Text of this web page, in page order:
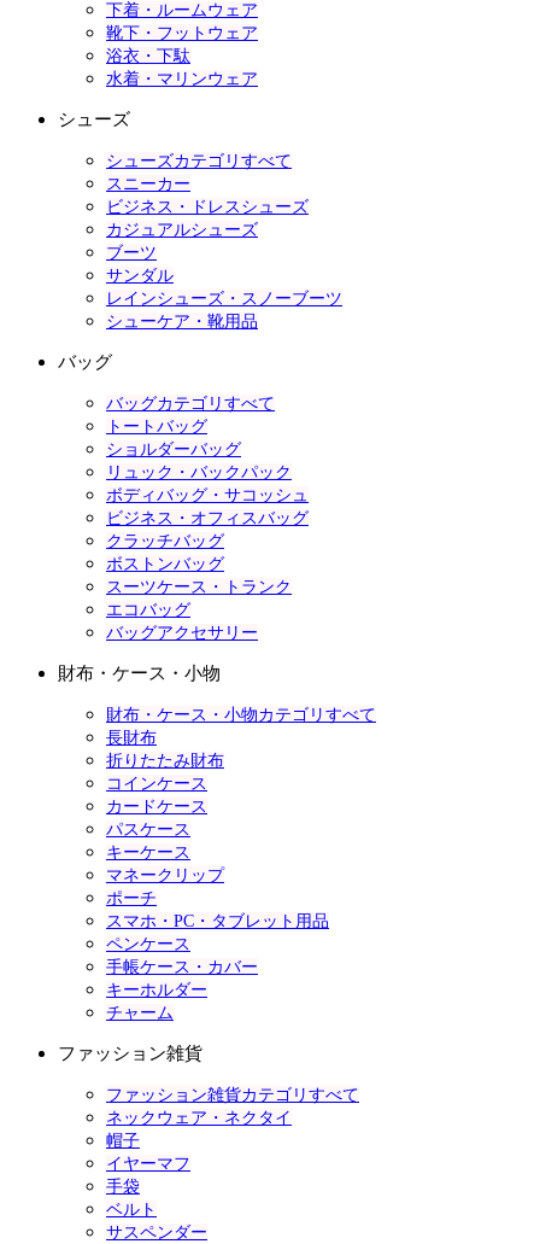
下着・ルームウェア
靴下・フットウェア
浴衣・下駄
水着・マリンウェア
シューズ
シューズカテゴリすべて
スニーカー
ビジネス・ドレスシューズ
カジュアルシューズ
ブーツ
サンダル
レインシューズ・スノーブーツ
シューケア・靴用品
バッグ
バッグカテゴリすべて
トートバッグ
ショルダーバッグ
リュック・バックパック
ボディバッグ・サコッシュ
ビジネス・オフィスバッグ
クラッチバッグ
ボストンバッグ
スーツケース・トランク
エコバッグ
バッグアクセサリー
財布・ケース・小物
財布・ケース・小物カテゴリすべて
長財布
折りたたみ財布
コインケース
カードケース
パスケース
キーケース
マネークリップ
ポーチ
スマホ・PC・タブレット用品
ペンケース
手帳ケース・カバー
キーホルダー
チャーム
ファッション雑貨
ファッション雑貨カテゴリすべて
ネックウェア・ネクタイ
帽子
イヤーマフ
手袋
ベルト
サスペンダー